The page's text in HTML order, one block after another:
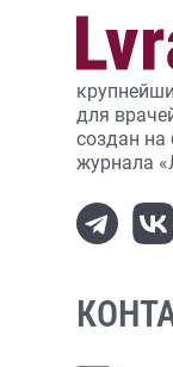
для
создан на
журнала